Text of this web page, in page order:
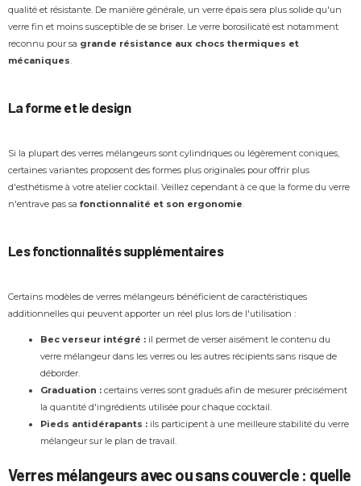
qualité et résistante. De manière générale, un verre épais sera plus solide qu'un
verre fin et moins susceptible de se briser. Le verre borosilicaté est notamment
reconnu pour sa grande résistance aux chocs thermiques et
mécaniques.
La forme et le design
Si la plupart des verres mélangeurs sont cylindriques ou légèrement coniques,
certaines variantes proposent des formes plus originales pour offrir plus
d'esthétisme à votre atelier cocktail. Veillez cependant à ce que la forme du verre
n'entrave pas sa fonctionnalité et son ergonomie.
Les fonctionnalités supplémentaires
Certains modèles de verres mélangeurs bénéficient de caractéristiques
additionnelles qui peuvent apporter un réel plus lors de l'utilisation :
Bec verseur intégré : il permet de verser aisément le contenu du
verre mélangeur dans les verres ou les autres récipients sans risque de
déborder.
Graduation : certains verres sont gradués afin de mesurer précisément
la quantité d'ingrédients utilisée pour chaque cocktail.
Pieds antidérapants : ils participent à une meilleure stabilité du verre
mélangeur sur le plan de travail.
Verres mélangeurs avec ou sans couvercle : quelle